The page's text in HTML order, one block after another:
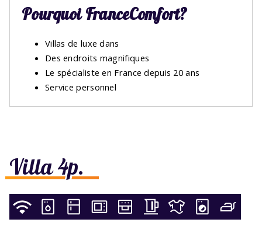
Villa 4p.
Pourquoi FranceComfort?
Villas de luxe dans
Des endroits magnifiques
Le spécialiste en France depuis 20 ans
Service personnel